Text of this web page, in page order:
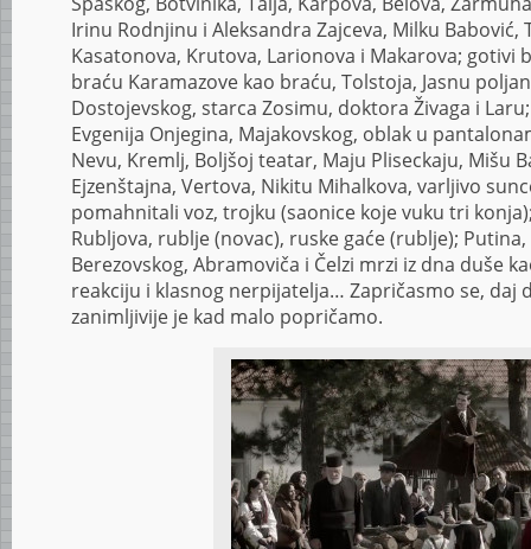
Irinu Rodnjinu i Aleksandra Zajceva, Milku Babović,
Kasatonova, Krutova, Larionova i Makarova; gotivi
braću Karamazove kao braću, Tolstoja, Jasnu
Dostojevskog, starca Zosimu, doktora Živaga i
Evgenija Onjegina, Majakovskog, oblak u
Nevu, Kremlj, Boljšoj teatar, Maju Pliseckaju, Mišu
Ejzenštajna, Vertova, Nikitu Mihalkova, varljivo
pomahnitali voz, trojku (saonice koje vuku tri
Rubljova, rublje (novac), ruske gaće (rublje);
Berezovskog, Abramoviča i Čelzi mrzi iz dna duše
reakciju i klasnog nerpijatelja… Zapričasmo se, daj
zanimljivije je kad malo popričamo.